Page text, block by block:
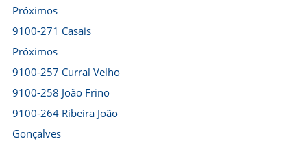
Próximos
9100-271 Casais
Próximos
9100-257 Curral Velho
9100-258 João Frino
9100-264 Ribeira João
Gonçalves